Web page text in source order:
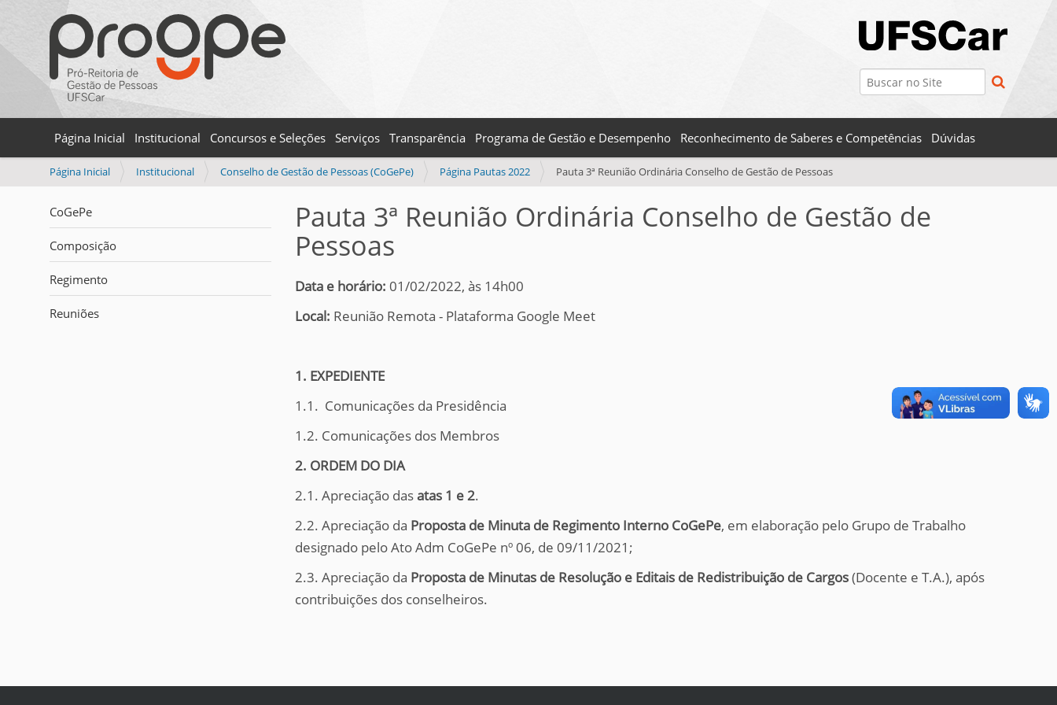
Busca
Página Inicial Institucional Concursos e Seleções Serviços Transparência Programa de Gestão e Desempenho Reconhecimento de Saberes e Competências Dúvidas
V
ê
s
á
q
Página Inicial Institucional Conselho de Gestão de Pessoas (CoGePe) Página Pautas 2022 Pauta 3ª Reunião Ordinária Conselho de Gestão de Pessoas
CoGePe
Composição
Regimento
Reuniões
Pauta 3ª Reunião Ordinária Conselho de Gestão de
Pessoas
Data e horário: 01/02/2022, às 14h00
Local: Reunião Remota - Plataforma Google Meet
1. EXPEDIENTE
1.1. Comunicações da Presidência
1.2. Comunicações dos Membros
2. ORDEM DO DIA
2.1. Apreciação dasatas 1 e 2.
2.2. Apreciação da Proposta de Minuta de Regimento Interno CoGePe, em elaboração pelo Grupo de Trabalho
designado pelo Ato Adm CoGePe nº 06, de 09/11/2021;
2.3. Apreciação da Proposta de Minutas de Resolução e Editais de Redistribuição de Cargos(Docente e T.A.), após
contribuições dos conselheiros.